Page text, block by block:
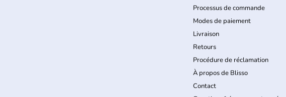
Processus de commande
Modes de paiement
Livraison
Retours
Procédure de réclamation
À propos de Blisso
Contact